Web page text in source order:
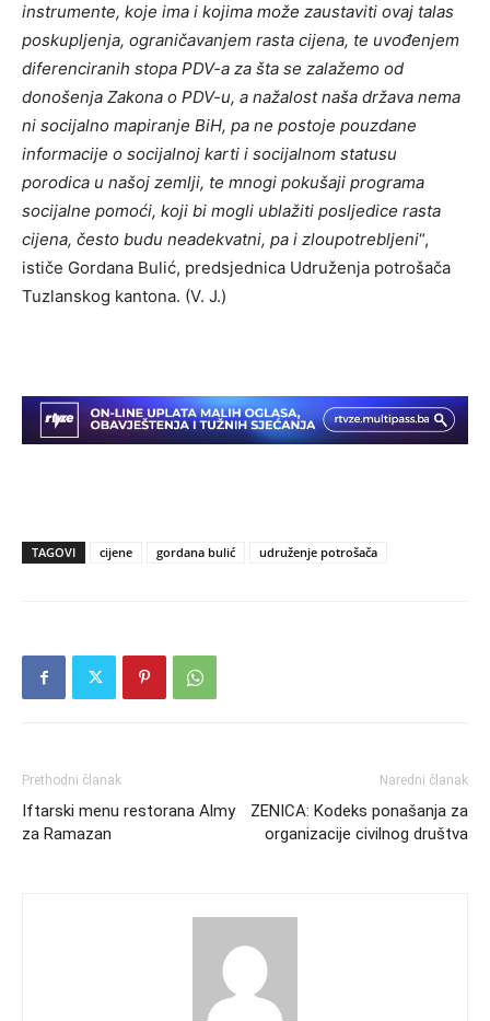
instrumente, koje ima i kojima može zaustaviti ovaj talas
poskupljenja, ograničavanjem rasta cijena, te uvođenjem
diferenciranih stopa PDV-a za šta se zalažemo od
donošenja Zakona o PDV-u, a nažalost naša država nema
ni socijalno mapiranje BiH, pa ne postoje pouzdane
informacije o socijalnoj karti i socijalnom statusu
porodica u našoj zemlji, te mnogi pokušaji programa
socijalne pomoći, koji bi mogli ublažiti posljedice rasta
cijena, često budu neadekvatni, pa i zloupotrebljeni“,
ističe Gordana Bulić, predsjednica Udruženja potrošača
Tuzlanskog kantona. (V. J.)
TAGOVI cijene gordana bulić udruženje potrošača
Prethodni članak
Iftarski menu restorana Almy
za Ramazan
Naredni članak
ZENICA: Kodeks ponašanja za
organizacije civilnog društva